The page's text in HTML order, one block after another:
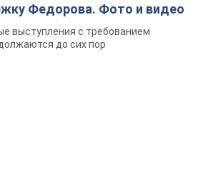
Федорова. Фото и видео
выступления с требованием
до сих пор